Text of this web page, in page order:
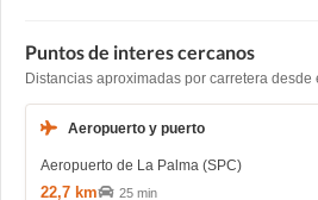
Puntos de interes cercanos
Distancias aproximadas por carretera desde
Aeropuerto y puerto
Aeropuerto de La Palma (SPC)
22,7 km 25 min